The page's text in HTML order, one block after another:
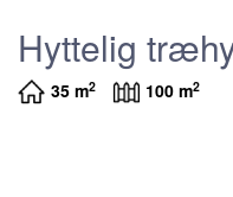
Hyttelig
35 m2 100 m2